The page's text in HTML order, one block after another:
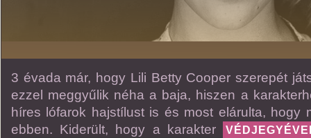
3 évada már, hogy Lili Betty Cooper szerepét
ezzel meggyűlik néha a baja, hiszen a
híres lófarok hajstílust is és most elárulta, hogy
ebben. Kiderült, hogy a karakter